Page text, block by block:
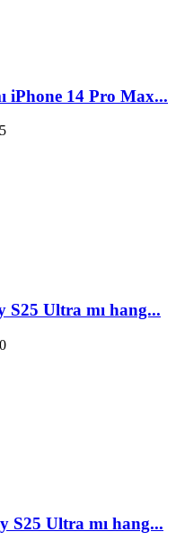
iPhone 14 Pro Max...
Ultra mı hang...
S25 Ultra mı hang...